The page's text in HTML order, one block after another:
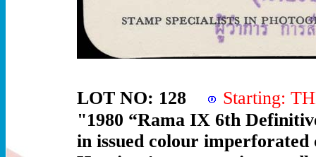
LOT NO: 128
Starting:
"1980 “Rama IX 6th
in issued colour